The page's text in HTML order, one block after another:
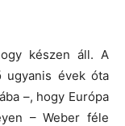
készen áll. A
ugyanis évek óta
–, hogy Európa
– Weber féle